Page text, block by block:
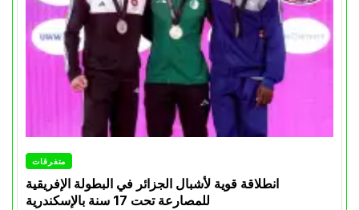
متفرقات
انطلاقة قوية لأشبال الجزائر في البطولة الإفريقية
للمصارعة تحت 17 سنة بالإسكندرية